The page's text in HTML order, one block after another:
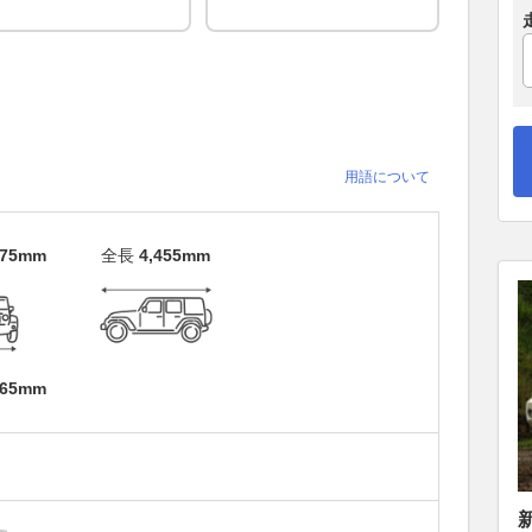
用語について
全長 4,455mm